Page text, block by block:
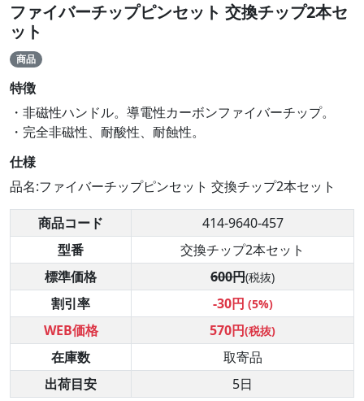
ファイバーチップピンセット 交換チップ2本セ
ット
商品
特徴
・非磁性ハンドル。導電性カーボンファイバーチップ。
・完全非磁性、耐酸性、耐蝕性。
仕様
品名:ファイバーチップピンセット 交換チップ2本セット
商品コード
414-9640-457
型番
交換チップ2本セット
標準価格
600円(税抜)
割引率 -30円 (5%)
WEB価格 570円(税抜)
在庫数
取寄品
出荷目安
5日